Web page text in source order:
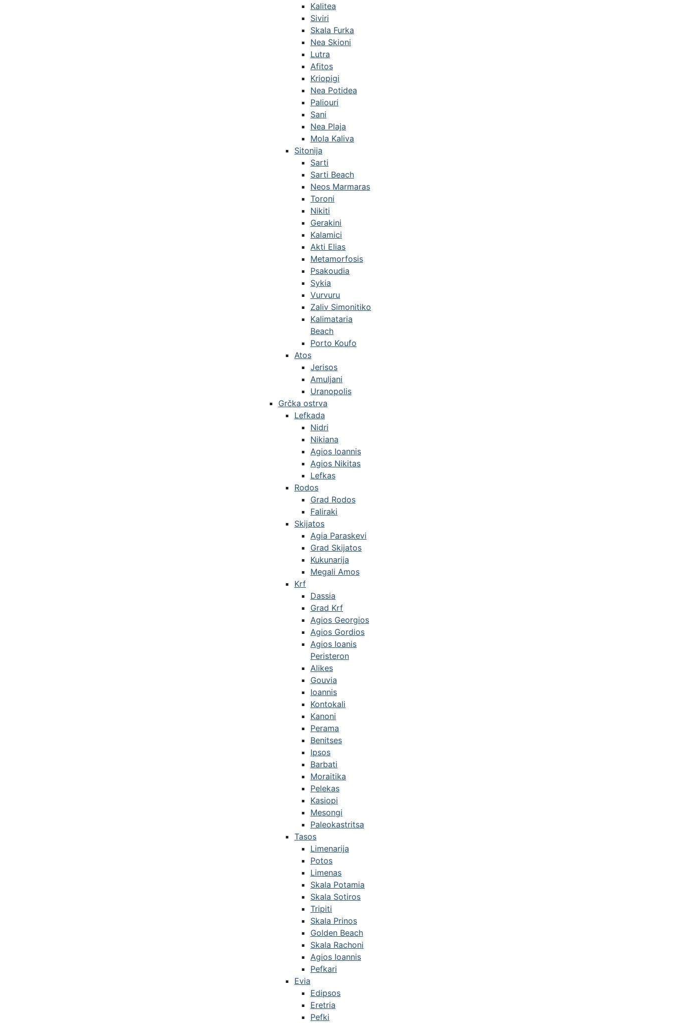
Kalitea
Siviri
Skala Furka
Nea Skioni
Lutra
Afitos
Kriopigi
Nea Potidea
Paliouri
Sani
Nea Plaja
Mola Kaliva
Sitonija
Sarti
Sarti Beach
Neos Marmaras
Toroni
Nikiti
Gerakini
Kalamici
Akti Elias
Metamorfosis
Psakoudia
Sykia
Vurvuru
Zaliv Simonitiko
Kalimataria
Beach
Porto Koufo
Atos
Jerisos
Amuljani
Uranopolis
Grčka ostrva
Lefkada
Nidri
Nikiana
Agios Ioannis
Agios Nikitas
Lefkas
Rodos
Grad Rodos
Faliraki
Skijatos
Agia Paraskevi
Grad Skijatos
Kukunarija
Megali Amos
Krf
Dassia
Grad Krf
Agios Georgios
Agios Gordios
Agios Ioanis
Peristeron
Alikes
Gouvia
Ioannis
Kontokali
Kanoni
Perama
Benitses
Ipsos
Barbati
Moraitika
Pelekas
Kasiopi
Mesongi
Paleokastritsa
Tasos
Limenarija
Potos
Limenas
Skala Potamia
Skala Sotiros
Tripiti
Skala Prinos
Golden Beach
Skala Rachoni
Agios Ioannis
Pefkari
Evia
Edipsos
Eretria
Pefki